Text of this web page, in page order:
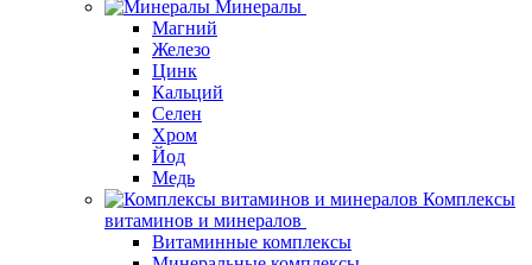
Минералы
Магний
Железо
Цинк
Кальций
Селен
Хром
Йод
Медь
Комплексы
витаминов и минералов
Витаминные комплексы